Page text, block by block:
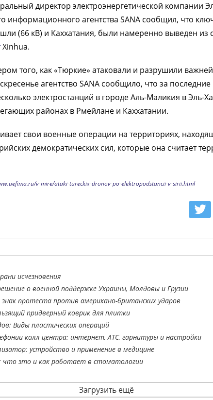
директор электроэнергетической компании
информационного агентства SANA сообщил, что
(66 кВ) и Каххатания, были намеренно выведен из
Xinhua.
того, как «Тюркие» атаковали и разрушили
агентство SANA сообщило, что за
электростанций в городе Аль-Маликия в Эль-
районах в Рмейлане и Каххатании.
свои военные операции на территориях,
демократических сил, которые она считает
v-mire/ataki-tureckix-dronov-po-elektropodstancii-v-sirii.html
исчезновения
о военной поддержке Украины, Молдовы и Грузии
протеста против американо-британских ударов
придверный коврик для плитки
Виды пластических операций
колл центра: интернет, АТС, гарнитуры и настройки
устройство и применение в медицине
это и как работает в стоматологии
Загрузить ещё